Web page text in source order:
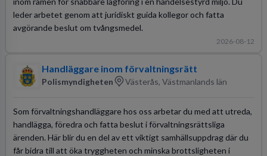
leder arbetet genom att juridiskt guida kollegor och fatta
avgörande beslut om tvångsmedel.
2026-08-12
Handläggare inom förvaltningsrätt
Polismyndigheten Västerås, Västmanlands län
Som förvaltningshandläggare hos oss arbetar du med att utreda,
handlägga, föredra och fatta beslut i förvaltningsrättsliga
ärenden. Här blir du en del av ett viktigt samhällsuppdrag där du
får bidra till att öka tryggheten och minska brottsligheten i